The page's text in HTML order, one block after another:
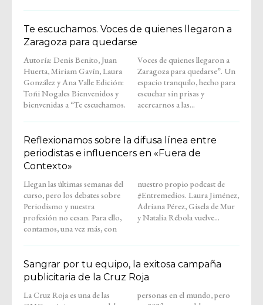
Te escuchamos. Voces de quienes llegaron a
Zaragoza para quedarse
Autoría: Denis Benito, Juan
Huerta, Miriam Gavín, Laura
González y Ana Valle Edición:
Toñi Nogales Bienvenidos y
bienvenidas a “Te escuchamos.
Voces de quienes llegaron a
Zaragoza para quedarse”. Un
espacio tranquilo, hecho para
escuchar sin prisas y
acercarnos a las...
Reflexionamos sobre la difusa línea entre
periodistas e influencers en «Fuera de
Contexto»
Llegan las últimas semanas del
curso, pero los debates sobre
Periodismo y nuestra
profesión no cesan. Para ello,
contamos, una vez más, con
nuestro propio podcast de
#Entremedios. Laura Jiménez,
Adriana Pérez, Gisela de Mur
y Natalia Rébola vuelve...
Sangrar por tu equipo, la exitosa campaña
publicitaria de la Cruz Roja
La Cruz Roja es una de las
personas en el mundo, pero